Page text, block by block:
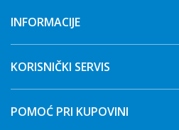
INFORMACIJE
KORISNIČKI SERVIS
POMOĆ PRI KUPOVINI